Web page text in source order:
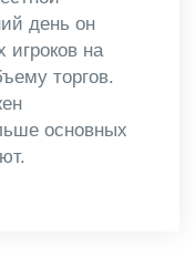
день он
игроков на
торгов.
основных